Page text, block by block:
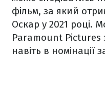
фільм, за який
Оскар у 2021 році.
Paramount Pictures
навіть в номінації